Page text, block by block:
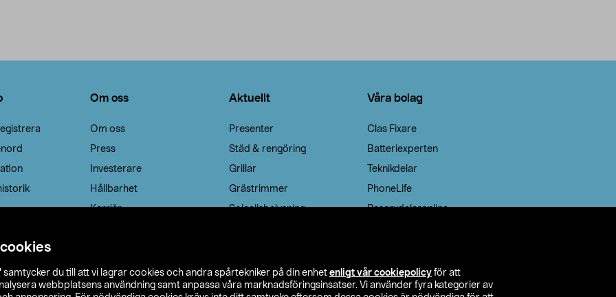
samtycker du till att vi lagrar cookies och andra spårtekniker på din enhet enligt vår cookiepolicy för att
webbplatsens användning samt anpassa våra marknadsföringsinsatser. Vi använder fyra kategorier av
Om oss
Om oss
Press
Investerare
Hållbarhet
Karriär
Aktuellt
Presenter
Städ & rengöring
Grillar
Grästrimmer
Solcellsbelysning
Våra bolag
Clas Fixare
Batteriexperten
Teknikdelar
PhoneLife
Reservdelaronline